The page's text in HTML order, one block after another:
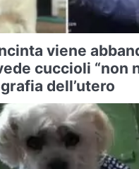
viene
cuccioli “non
dell’utero